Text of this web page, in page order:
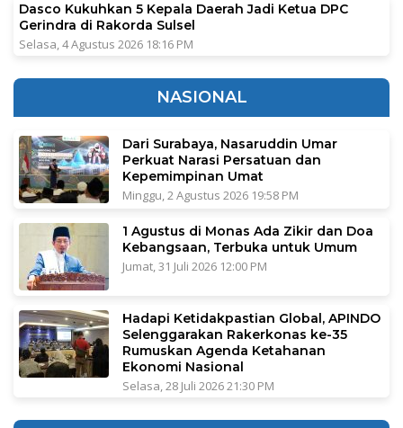
Dasco Kukuhkan 5 Kepala Daerah Jadi Ketua DPC
Gerindra di Rakorda Sulsel
Selasa, 4 Agustus 2026 18:16 PM
NASIONAL
Dari Surabaya, Nasaruddin Umar
Perkuat Narasi Persatuan dan
Kepemimpinan Umat
Minggu, 2 Agustus 2026 19:58 PM
1 Agustus di Monas Ada Zikir dan Doa
Kebangsaan, Terbuka untuk Umum
Jumat, 31 Juli 2026 12:00 PM
Hadapi Ketidakpastian Global, APINDO
Selenggarakan Rakerkonas ke-35
Rumuskan Agenda Ketahanan
Ekonomi Nasional
Selasa, 28 Juli 2026 21:30 PM